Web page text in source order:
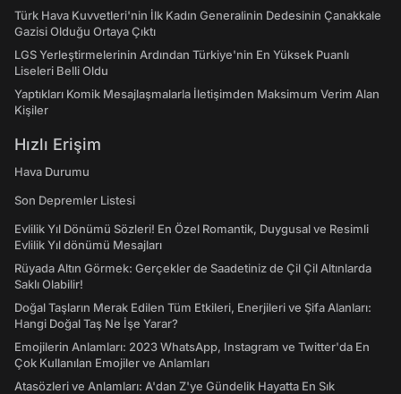
Türk Hava Kuvvetleri'nin İlk Kadın Generalinin Dedesinin Çanakkale
Gazisi Olduğu Ortaya Çıktı
LGS Yerleştirmelerinin Ardından Türkiye'nin En Yüksek Puanlı
Liseleri Belli Oldu
Yaptıkları Komik Mesajlaşmalarla İletişimden Maksimum Verim Alan
Kişiler
Hızlı Erişim
Hava Durumu
Son Depremler Listesi
Evlilik Yıl Dönümü Sözleri! En Özel Romantik, Duygusal ve Resimli
Evlilik Yıl dönümü Mesajları
Rüyada Altın Görmek: Gerçekler de Saadetiniz de Çil Çil Altınlarda
Saklı Olabilir!
Doğal Taşların Merak Edilen Tüm Etkileri, Enerjileri ve Şifa Alanları:
Hangi Doğal Taş Ne İşe Yarar?
Emojilerin Anlamları: 2023 WhatsApp, Instagram ve Twitter'da En
Çok Kullanılan Emojiler ve Anlamları
Atasözleri ve Anlamları: A'dan Z'ye Gündelik Hayatta En Sık